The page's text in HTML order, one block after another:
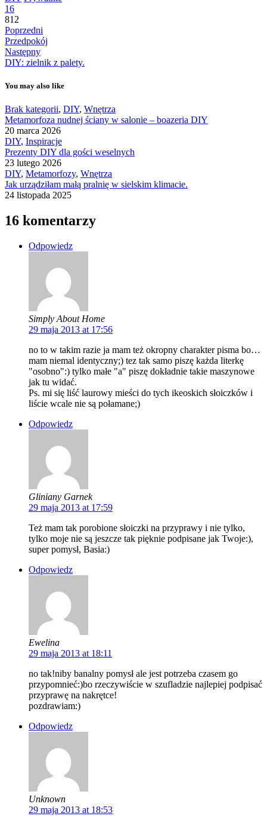
16
812
Poprzedni
Przedpokój
Następny
DIY: zielnik z palety.
You may also like
Brak kategorii, DIY, Wnętrza
Metamorfoza nudnej ściany w salonie – boazeria DIY
20 marca 2026
DIY, Inspiracje
Prezenty DIY dla gości weselnych
23 lutego 2026
DIY, Metamorfozy, Wnętrza
Jak urządziłam małą pralnię w sielskim klimacie.
24 listopada 2025
16 komentarzy
Odpowiedz
Simply About Home
29 maja 2013 at 17:56
no to w takim razie ja mam też okropny charakter pisma bo…
mam niemal identyczny;) tez tak samo piszę każda literkę
"osobno":) tylko małe "a" piszę dokładnie takie maszynowe
jak tu widać.
Ps. mi się liść laurowy mieści do tych ikeoskich słoiczków i
liście wcale nie są połamane;)
Odpowiedz
Gliniany Garnek
29 maja 2013 at 17:59
Też mam tak porobione słoiczki na przyprawy i nie tylko,
tylko moje nie są jeszcze tak pięknie podpisane jak Twoje:),
super pomysł, Basia:)
Odpowiedz
Ewelina
29 maja 2013 at 18:11
no tak!niby banalny pomysł ale jest potrzeba czasem go
przypomnieć:)bo rzeczywiście w szufladzie najlepiej podpisać
przyprawę na nakrętce!
pozdrawiam:)
Odpowiedz
Unknown
29 maja 2013 at 18:53